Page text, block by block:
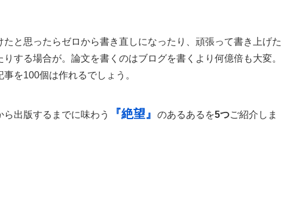
と思ったらゼロから書き直しになったり、頑張って書き上げた
する場合が。論文を書くのはブログを書くより何億倍も大変。
を100個は作れるでしょう。
出版するまでに味わう 『絶望』 のあるあるを5つご紹介しま